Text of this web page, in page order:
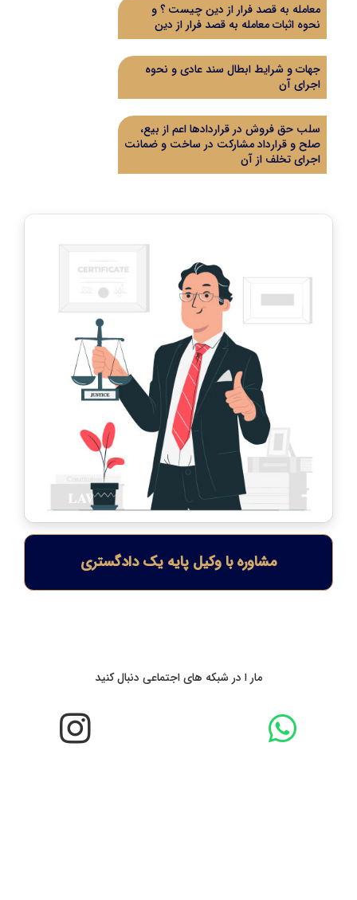
معامله به قصد فرار از دین چیست ؟ و
نحوه اثبات معامله به قصد فرار از دین
جهات و شرایط ابطال سند عادی و نحوه
اجرای آن
سلب حق فروش در قراردادها اعم از بیع،
صلح و قرارداد مشارکت در ساخت و ضمانت
اجرای تخلف از آن
مشاوره با وکیل پایه یک دادگستری
مار ا در شبکه های اجتماعی دنبال کنید